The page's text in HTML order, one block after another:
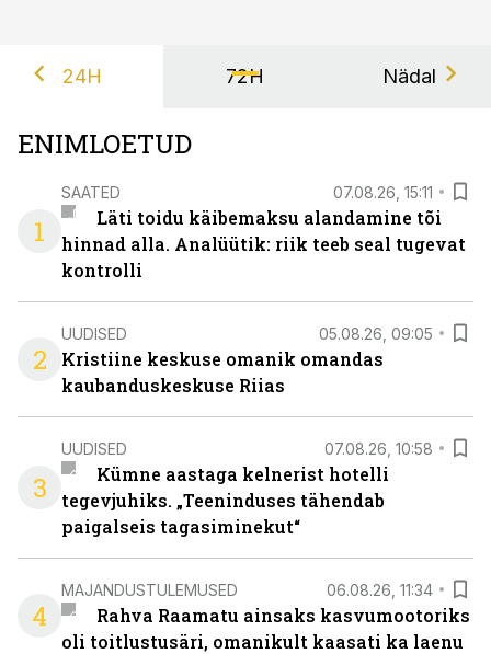
24H 72H Nädal
ENIMLOETUD
1
SAATED 07.08.26, 15:11
Läti toidu käibemaksu alandamine tõi
hinnad alla. Analüütik: riik teeb seal tugevat
kontrolli
2
UUDISED 05.08.26, 09:05
Kristiine keskuse omanik omandas
kaubanduskeskuse Riias
3
UUDISED 07.08.26, 10:58
Kümne aastaga kelnerist hotelli
tegevjuhiks. „Teeninduses tähendab
paigalseis tagasiminekut“
4
MAJANDUSTULEMUSED 06.08.26, 11:34
Rahva Raamatu ainsaks kasvumootoriks
oli toitlustusäri, omanikult kaasati ka laenu